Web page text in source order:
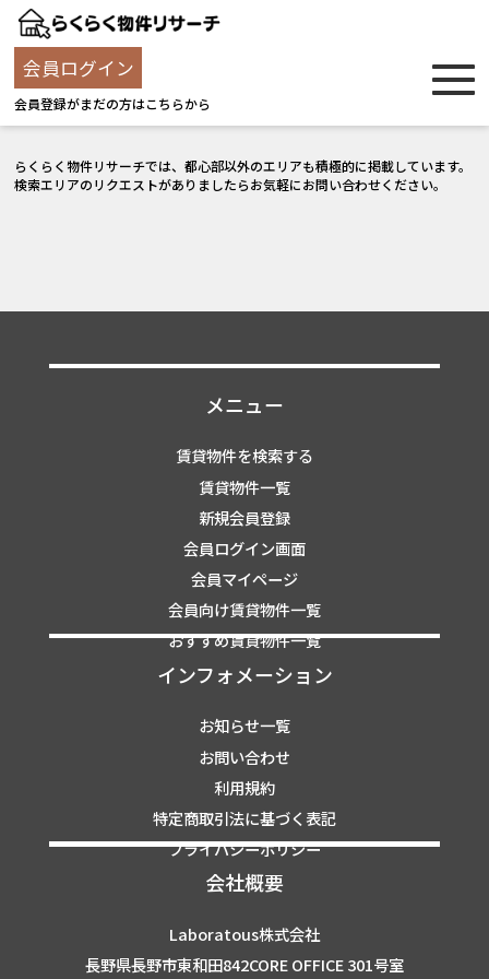
会員ログイン
会員登録がまだの方はこちらから
らくらく物件リサーチでは、都心部以外のエリアも積極的に掲載しています。
検索エリアのリクエストがありましたらお気軽にお問い合わせください。
メニュー
賃貸物件を検索する
賃貸物件一覧
新規会員登録
会員ログイン画面
会員マイページ
会員向け賃貸物件一覧
おすすめ賃貸物件一覧
インフォメーション
お知らせ一覧
お問い合わせ
利用規約
特定商取引法に基づく表記
プライバシーポリシー
会社概要
Laboratous株式会社
長野県長野市東和田842CORE OFFICE 301号室